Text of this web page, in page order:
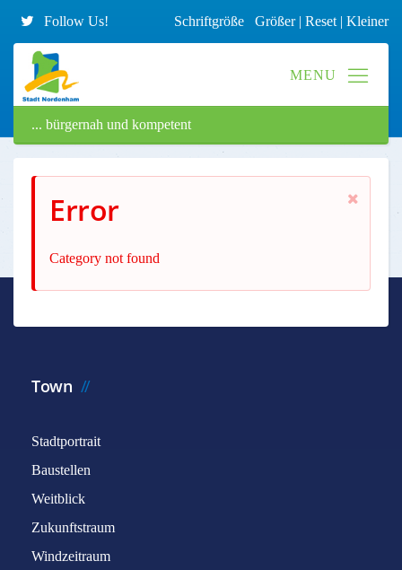
Follow Us! Schriftgröße Größer| Reset | Kleiner
... bürgernah und kompetent
Error
Category not found
Town
Stadtportrait
Baustellen
Weitblick
Zukunftstraum
Windzeitraum